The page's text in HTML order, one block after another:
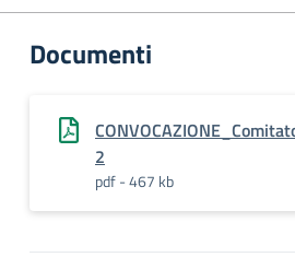
Documenti
2
pdf - 467 kb